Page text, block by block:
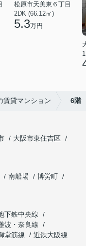
松原市天美東６丁目
2DK (66.12㎡)
5.3万円
賃貸マンション 6階
大阪市東住吉区
南船場
博労町
下鉄中央線
波・奈良線
堂筋線
近鉄大阪線